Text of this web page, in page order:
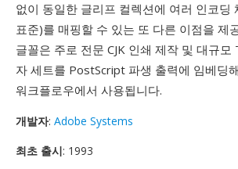
없이 동일한 글리프 컬렉션에 여러 인코딩
표준)를 매핑할 수 있는 또 다른 이점을 제
글꼴은 주로 전문 CJK 인쇄 제작 및 대규
자 세트를 PostScript 파생 출력에 임베딩
워크플로우에서 사용됩니다.
개발자: Adobe Systems
최초 출시: 1993